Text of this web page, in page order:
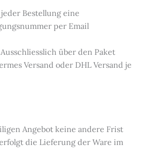
Bestellung eine
per Email
über den Paket
Versand oder DHL Versand je
Angebot keine andere Frist
die Lieferung der Ware im